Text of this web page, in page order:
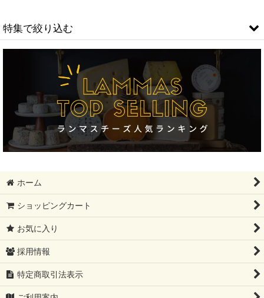
並び順:
特集で絞り込む
フィンランド大SALE!!!!
モンドール
12月31日まで
レストラン卸分SALE
父の日ギフト
コンテ祭り【10%OFF】
ブリートリュフ
ホーム
ショッピングカート
お気に入り
採用情報
特定商取引法表示